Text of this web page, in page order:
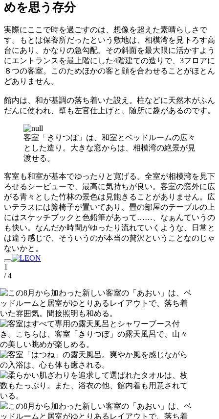
めを思う存分
実際にここで時を過ごすのは、想像を超えた素晴らしさで
す。もとは保養所だったという敷地は、相模湾を見下ろす高
台にあり、かなりの急勾配。その斜面を最大限に活かすよう
にエントランスを最上階にした4階建ての造りで、3フロアに
８つの客室。このためほかの客と顔を合わせることがほとん
どありません。
館内は、和が基調の落ち着いた設え。柱などに天然木がふん
だんに使われ、壁も左官仕上げと、随所に趣があるのです。
客室「きりつぼ」は、和室とベッドルームの広々
とした造り。大きな窓からは、相模湾の絶景が見
渡せる。
客室も和室が基本でゆったりと寛げる。全室が相模湾を見下
ろせるシービューで、最高に気持ちが良い。客室の窓外に広
がる青々とした竹林の景色は見飽きることがありません。広
いテラスには籐椅子が置いてあり、畳の部屋のテーブルの上
にはスケッチブックと色鉛筆があって……、なぁんていうの
も快い。なんだか時間がゆったり流れていくような、日常と
は違う感じで、そういうのが本当の贅沢ということなのじゃ
ないかと。
1
/ 4